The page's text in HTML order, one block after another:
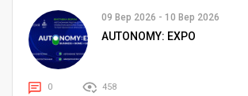
09 Вер 2026 - 10 Вер 2026
AUTONOMY: EXPO
0 458